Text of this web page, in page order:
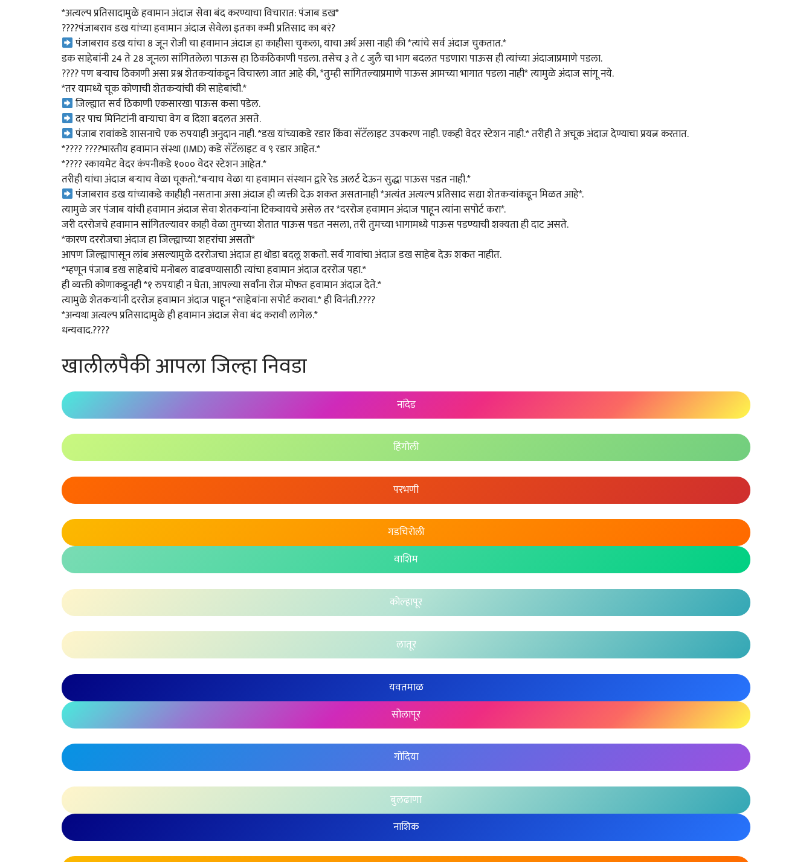
*अत्यल्प प्रतिसादामुळे हवामान अंदाज सेवा बंद करण्याचा विचारात: पंजाब डख*
????पंजाबराव डख यांच्या हवामान अंदाज सेवेला इतका कमी प्रतिसाद का बरं?
पंजाबराव डख यांचा 8 जून रोजी चा हवामान अंदाज हा काहीसा चुकला, याचा अर्थ असा नाही की *त्यांचे सर्व अंदाज चुकतात.*
डक साहेबांनी 24 ते 28 जूनला सांगितलेला पाऊस हा ठिकठिकाणी पडला. तसेच ३ ते ८ जुलै चा भाग बदलत पडणारा पाऊस ही त्यांच्या अंदाजाप्रमाणे पडला.
???? पण बऱ्याच ठिकाणी असा प्रश्न शेतकऱ्यांकडून विचारला जात आहे की, *तुम्ही सांगितल्याप्रमाणे पाऊस आमच्या भागात पडला नाही* त्यामुळे अंदाज सांगू नये.
*तर यामध्ये चूक कोणाची शेतकऱ्यांची की साहेबांची.*
जिल्ह्यात सर्व ठिकाणी एकसारखा पाऊस कसा पडेल.
दर पाच मिनिटांनी वाऱ्याचा वेग व दिशा बदलत असते.
पंजाब रावांकडे शासनाचे एक रुपयाही अनुदान नाही. *डख यांच्याकडे रडार किंवा सॅटॅलाइट उपकरण नाही. एकही वेदर स्टेशन नाही.* तरीही ते अचूक अंदाज देण्याचा प्रयत्न करतात.
*???? ????️भारतीय हवामान संस्था (IMD) कडे सॅटॅलाइट व ९ रडार आहेत.*
*???? स्कायमेट वेदर कंपनीकडे १००० वेदर स्टेशन आहेत.*
तरीही यांचा अंदाज बऱ्याच वेळा चूकतो.*बऱ्याच वेळा या हवामान संस्थान द्वारे रेड अलर्ट देऊन सुद्धा पाऊस पडत नाही.*
पंजाबराव डख यांच्याकडे काहीही नसताना असा अंदाज ही व्यक्ती देऊ शकत असतानाही *अत्यंत अत्यल्प प्रतिसाद सद्या शेतकऱ्यांकडून मिळत आहे*.
त्यामुळे जर पंजाब यांची हवामान अंदाज सेवा शेतकऱ्यांना टिकवायचे असेल तर *दररोज हवामान अंदाज पाहून त्यांना सपोर्ट करा*.
जरी दररोजचे हवामान सांगितल्यावर काही वेळा तुमच्या शेतात पाऊस पडत नसला, तरी तुमच्या भागामध्ये पाऊस पडण्याची शक्यता ही दाट असते.
*कारण दररोजचा अंदाज हा जिल्ह्याच्या शहरांचा असतो*
आपण जिल्ह्यापासून लांब असल्यामुळे दररोजचा अंदाज हा थोडा बदलू शकतो. सर्व गावांचा अंदाज डख साहेब देऊ शकत नाहीत.
*म्हणून पंजाब डख साहेबांचे मनोबल वाढवण्यासाठी त्यांचा हवामान अंदाज दररोज पहा.*
ही व्यक्ती कोणाकडूनही *१ रुपयाही न घेता, आपल्या सर्वांना रोज मोफत हवामान अंदाज देते.*
त्यामुळे शेतकऱ्यांनी दररोज हवामान अंदाज पाहून *साहेबांना सपोर्ट करावा.* ही विनंती.????
*अन्यथा अत्यल्प प्रतिसादामुळे ही हवामान अंदाज सेवा बंद करावी लागेल.*
धन्यवाद.????
खालीलपैकी आपला जिल्हा निवडा
नांदेड
हिंगोली
परभणी
गडचिरोली
वाशिम
कोल्हापूर
लातूर
यवतमाळ
सोलापूर
गोंदिया
बुलढाणा
नाशिक